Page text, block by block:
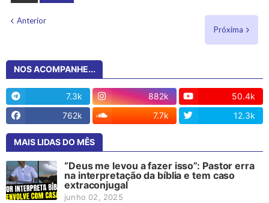
Anterior
Próxima
NOS ACOMPANHE...
7.3k 882k
50.4k
762k
7.7k 12.3k
MAIS LIDAS DO MÊS
“Deus me levou a fazer isso”: Pastor erra
na interpretação da bíblia e tem caso
extraconjugal
junho 02, 2025